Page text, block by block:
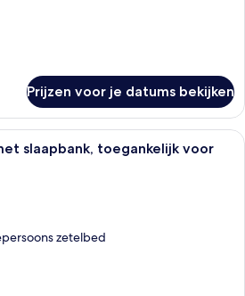
Prijzen voor je datums bekijken
Hotelkamer met een groot bed, een
slaapbank, toegankelijk voor
zetelbed